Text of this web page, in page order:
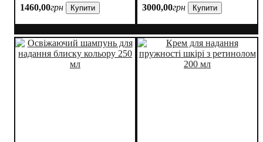
1460,00грн Купити
3000,00грн Купити